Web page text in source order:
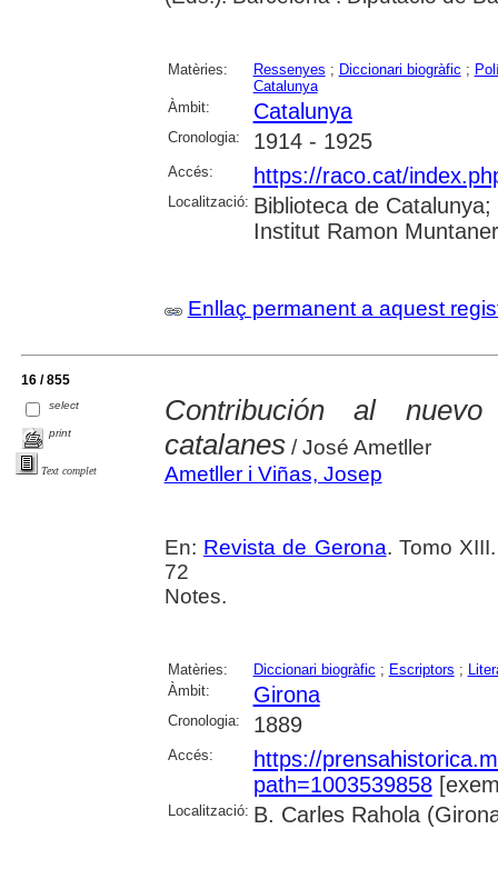
Matèries: Ressenyes ; Diccionari biogràfic ;
Catalunya
Àmbit:
Catalunya
Cronologia: 1914 - 1925
Accés: https://raco.cat/
Localització: Biblioteca de
Institut Ramon
Enllaç permanent a aquest
16 / 855
select
print
Text complet
Contribución al
catalanes/ José Ametller
Ametller i Viñas, Josep
En: Revista de Gerona. Tomo
72
Notes.
Matèries: Diccionari biogràfic ; Escriptors ;
Àmbit:
Girona
Cronologia: 1889
Accés:
https://
path=1003539858
Localització: B. Carles Rahola